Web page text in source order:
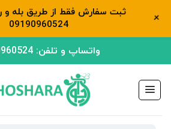
واتساپ و تلفن: 09190960524
ثبت سفارش فقط از طریق بله و
09190960524
+